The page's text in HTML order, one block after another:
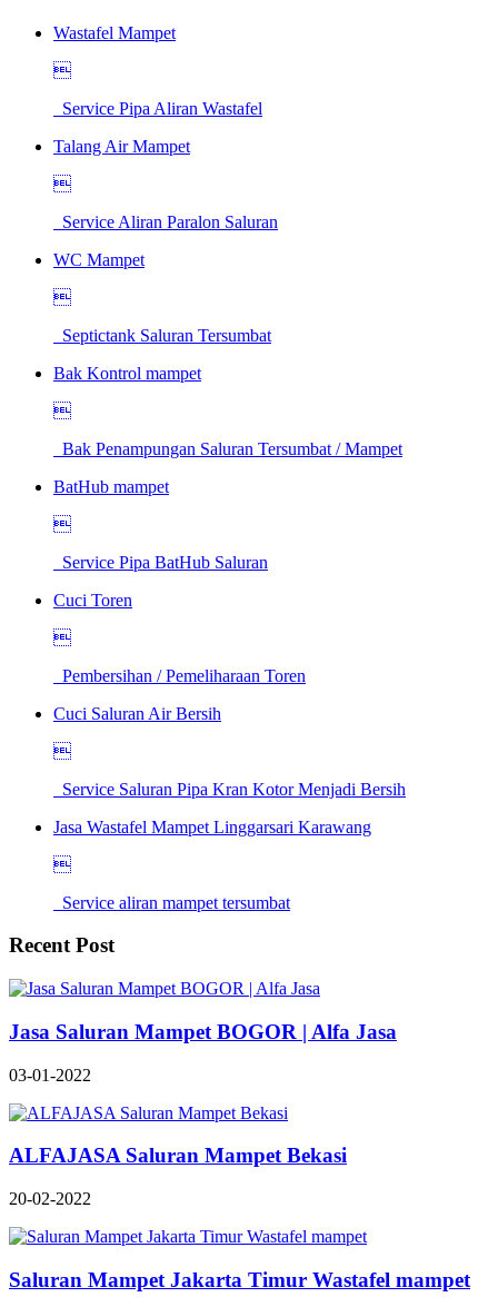
Wastafel Mampet

Service Pipa Aliran Wastafel
Talang Air Mampet

Service Aliran Paralon Saluran
WC Mampet

Septictank Saluran Tersumbat
Bak Kontrol mampet

Bak Penampungan Saluran Tersumbat / Mampet
BatHub mampet

Service Pipa BatHub Saluran
Cuci Toren

Pembersihan / Pemeliharaan Toren
Cuci Saluran Air Bersih

Service Saluran Pipa Kran Kotor Menjadi Bersih
Jasa Wastafel Mampet Linggarsari Karawang

Service aliran mampet tersumbat
Recent Post
Jasa Saluran Mampet BOGOR | Alfa Jasa
03-01-2022
ALFAJASA Saluran Mampet Bekasi
20-02-2022
Saluran Mampet Jakarta Timur Wastafel mampet